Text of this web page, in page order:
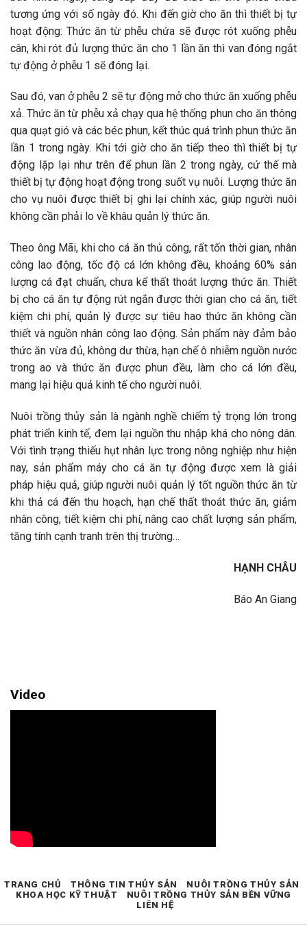
tương ứng với số ngày đó. Khi đến giờ cho ăn thì thiết bị tự
hoạt động: Thức ăn từ phễu chứa sẽ được rót xuống phễu
cân, khi rót đủ lượng thức ăn cho 1 lần ăn thì van đóng ngắt
tự động ở phễu 1 sẽ đóng lại.
Sau đó, van ở phễu 2 sẽ tự động mở cho thức ăn xuống phễu
xả. Thức ăn từ phễu xả chạy qua hệ thống phun cho ăn thông
qua quạt gió và các béc phun, kết thúc quá trình phun thức ăn
lần 1 trong ngày. Khi tới giờ cho ăn tiếp theo thì thiết bị tự
động lặp lại như trên để phun lần 2 trong ngày, cứ thế mà
thiết bị tự động hoạt động trong suốt vụ nuôi. Lượng thức ăn
cho vụ nuôi được thiết bị ghi lại chính xác, giúp người nuôi
không cần phải lo về khâu quản lý thức ăn.
Theo ông Mãi, khi cho cá ăn thủ công, rất tốn thời gian, nhân
công lao động, tốc độ cá lớn không đều, khoảng 60% sản
lượng cá đạt chuẩn, chưa kể thất thoát lượng thức ăn. Thiết
bị cho cá ăn tự động rút ngắn được thời gian cho cá ăn, tiết
kiệm chi phí, quản lý được sự tiêu hao thức ăn không cần
thiết và nguồn nhân công lao động. Sản phẩm này đảm bảo
thức ăn vừa đủ, không dư thừa, hạn chế ô nhiễm nguồn nước
trong ao và thức ăn được phun đều, làm cho cá lớn đều,
mang lại hiệu quả kinh tế cho người nuôi.
Nuôi trồng thủy sản là ngành nghề chiếm tỷ trọng lớn trong
phát triển kinh tế, đem lại nguồn thu nhập khá cho nông dân.
Với tình trạng thiếu hụt nhân lực trong nông nghiệp như hiện
nay, sản phẩm máy cho cá ăn tự động được xem là giải
pháp hiệu quả, giúp người nuôi quản lý tốt nguồn thức ăn từ
khi thả cá đến thu hoạch, hạn chế thất thoát thức ăn, giảm
nhân công, tiết kiệm chi phí, nâng cao chất lượng sản phẩm,
tăng tính cạnh tranh trên thị trường…
HẠNH CHÂU
Báo An Giang
Video
TRANG CHỦ THÔNG TIN THỦY SẢN
NUÔI TRỒNG THỦY SẢN
KHOA HỌC KỸ THUẬT
NUÔI TRỒNG THỦY SẢN BỀN VỮNG
LIÊN HỆ